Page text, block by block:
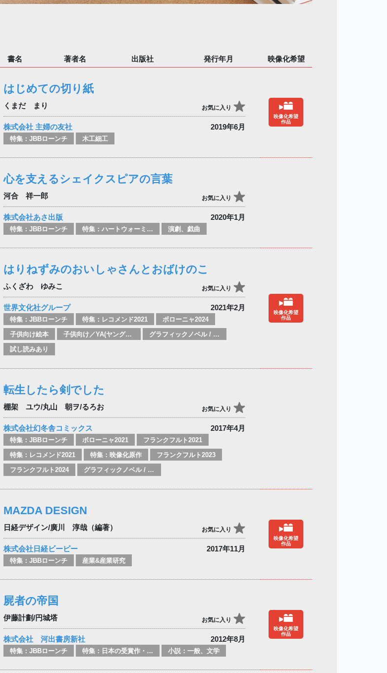
書名 著者名 出版社 発行年月 映像化希望
はじめての切り紙
くまだ まり お気に入り
株式会社 主婦の友社 2019年6月
特集：JBBローンチ 木工細工
映像化希望
作品
心を支えるシェイクスピアの言葉
河合 祥一郎 お気に入り
株式会社あさ出版 2020年1月
特集：JBBローンチ 特集：ハートウォーミング 演劇、戯曲
はりねずみのおいしゃさんとおばけのこ
ふくざわ ゆみこ お気に入り
世界文化社グループ 2021年2月
特集：JBBローンチ 特集：レコメンド2021 ボローニャ2024
子供向け絵本 子供向け／YA(ヤングアダルト)向け一般：芸術&芸術家 グラフィックノベル / コミックブック / 漫画：スタイル / 伝統
試し読みあり
映像化希望
作品
転生したら剣でした
棚架 ユウ/丸山 朝ヲ/るろお お気に入り
株式会社幻冬舎コミックス 2017年4月
特集：JBBローンチ ボローニャ2021 フランクフルト2021
特集：レコメンド2021 特集：映像化原作 フランクフルト2023
フランクフルト2024 グラフィックノベル / コミックブック / 漫画：スタイル / 伝統
MAZDA DESIGN
日経デザイン/廣川 淳哉（編著） お気に入り
株式会社日経ビーピー 2017年11月
特集：JBBローンチ 産業&産業研究
映像化希望
作品
屍者の帝国
伊藤計劃/円城塔 お気に入り
株式会社 河出書房新社 2012年8月
特集：JBBローンチ 特集：日本の受賞作・ノミネート作品特集 小説：一般、文学
映像化希望
作品